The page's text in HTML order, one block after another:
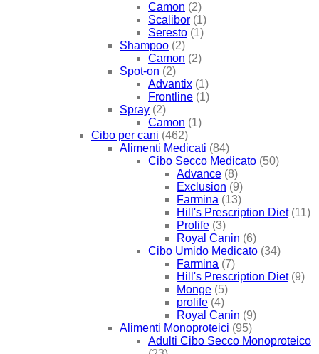
Camon (2)
Scalibor (1)
Seresto (1)
Shampoo (2)
Camon (2)
Spot-on (2)
Advantix (1)
Frontline (1)
Spray (2)
Camon (1)
Cibo per cani (462)
Alimenti Medicati (84)
Cibo Secco Medicato (50)
Advance (8)
Exclusion (9)
Farmina (13)
Hill's Prescription Diet (11)
Prolife (3)
Royal Canin (6)
Cibo Umido Medicato (34)
Farmina (7)
Hill's Prescription Diet (9)
Monge (5)
prolife (4)
Royal Canin (9)
Alimenti Monoproteici (95)
Adulti Cibo Secco Monoproteico